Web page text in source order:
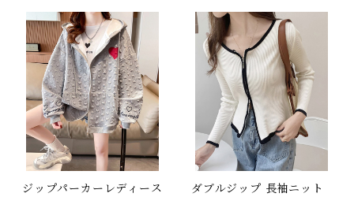
ジップパーカーレディース
ダブルジップ 長袖ニット